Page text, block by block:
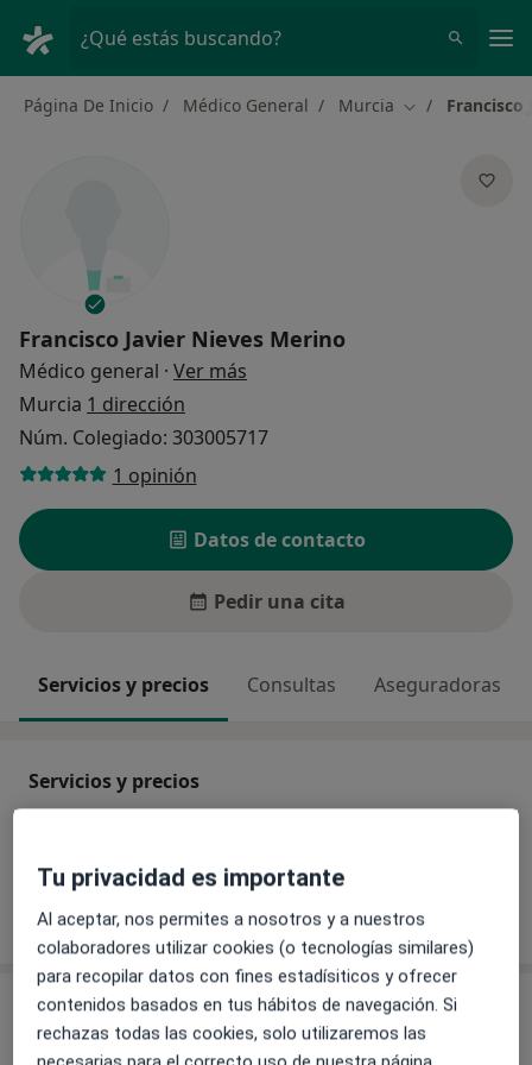
¿Qué estás buscando?
Página De Inicio Médico General Murcia Cambiar de
Francisco
Francisco Javier Nieves Merino
Médico general · Ver más
Murcia 1 dirección
Núm. Colegiado: 303005717
1 opinión
Datos de contacto
Pedir una cita
Servicios y precios Consultas Aseguradoras
Servicios y precios
sobre sus servicios
Consulta
Tu privacidad es importante
Al aceptar, nos permites a nosotros y a nuestros
colaboradores utilizar cookies (o tecnologías similares)
para recopilar datos con fines estadísiticos y ofrecer
contenidos basados en tus hábitos de navegación. Si
rechazas todas las cookies, solo utilizaremos las